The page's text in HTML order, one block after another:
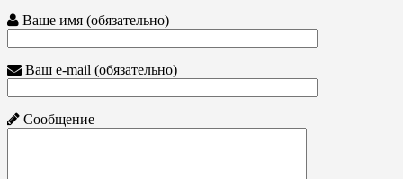
Ваше имя (обязательно)
Ваш e-mail (обязательно)
Сообщение